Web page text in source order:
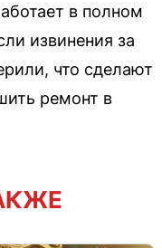
в полном
извинения за
что сделают
ремонт в